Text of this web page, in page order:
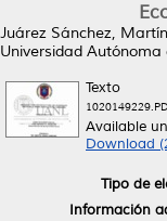
Juárez Sánchez, Martín
Universidad Autónoma
Texto
Available
Download
Tipo de
Información